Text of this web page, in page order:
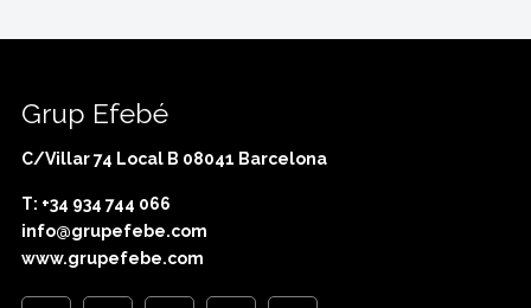
Grup Efebé
C/Villar 74 Local B 08041 Barcelona
T: +34 934 744 066
info@grupefebe.com
www.grupefebe.com